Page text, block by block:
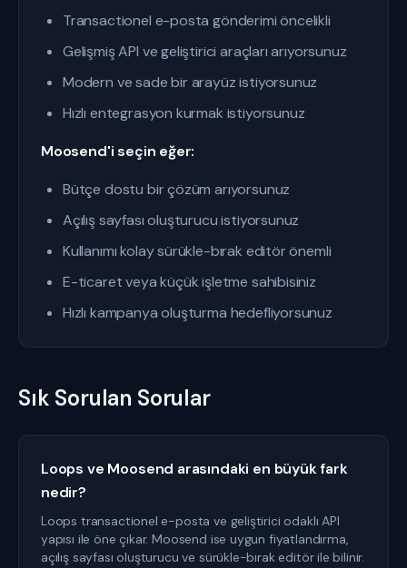
Transactionel e-posta gönderimi öncelikli
Gelişmiş API ve geliştirici araçları arıyorsunuz
Modern ve sade bir arayüz istiyorsunuz
Hızlı entegrasyon kurmak istiyorsunuz
Moosend'i seçin eğer:
Bütçe dostu bir çözüm arıyorsunuz
Açılış sayfası oluşturucu istiyorsunuz
Kullanımı kolay sürükle-bırak editör önemli
E-ticaret veya küçük işletme sahibisiniz
Hızlı kampanya oluşturma hedefliyorsunuz
Sık Sorulan Sorular
Loops ve Moosend arasındaki en büyük fark
nedir?
Loops transactionel e-posta ve geliştirici odaklı API
yapısı ile öne çıkar. Moosend ise uygun fiyatlandırma,
açılış sayfası oluşturucu ve sürükle-bırak editör ile bilinir.